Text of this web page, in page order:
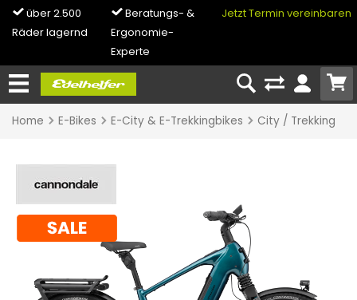
über 2.500
Räder lagernd
Beratungs- &
Ergonomie-
Experte
5x in NRW
0%
Jetzt Termin vereinbaren
Home E-Bikes E-City & E-Trekkingbikes City / Trekking